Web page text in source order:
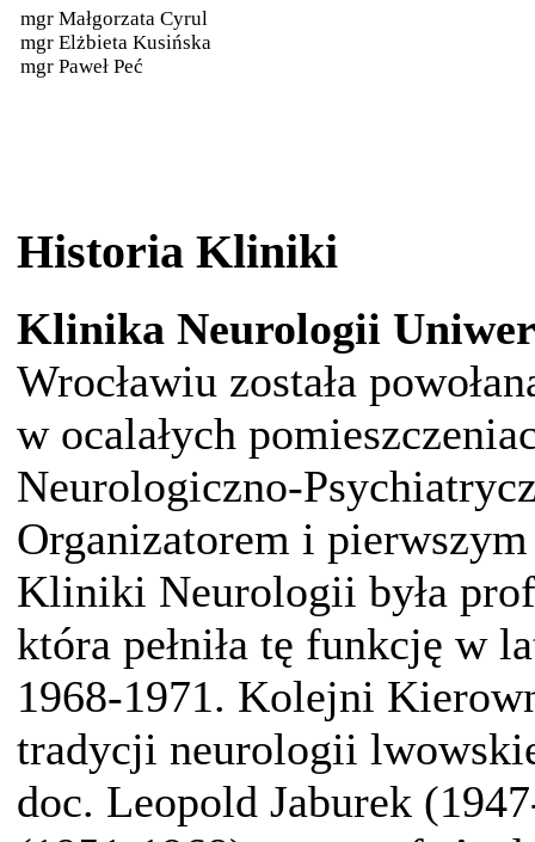
mgr Małgorzata Cyrul
mgr Elżbieta Kusińska
mgr Paweł Peć
Historia Kliniki
Klinika Neurologii
Wrocławiu została
w ocalałych
Neurologiczno-
Organizatorem i
Kliniki Neurologii była
która pełniła tę funkcję w
1968-1971. Kolejni
tradycji neurologii
doc. Leopold Jaburek